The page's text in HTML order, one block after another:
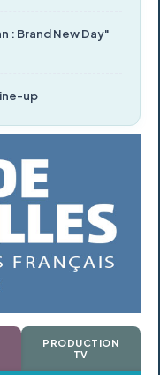
: Brand New Day"
up
PRODUCTION
TV